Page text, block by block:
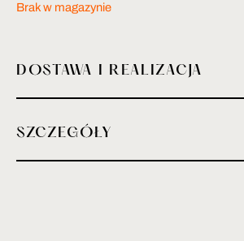
Brak w magazynie
DOSTAWA I REALIZACJA
SZCZEGÓŁY